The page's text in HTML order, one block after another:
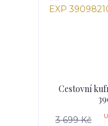
Cestovní
3 699 Kč